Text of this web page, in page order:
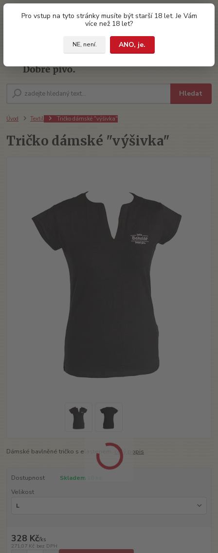
Pro vstup na tyto stránky musíte být starší 18 let. Je Vám
více než 18 let?
NE, není.
ANO, je.
Hledat
za0 Kč
Úvod Textil Tričko dámské "výšivka"
Tričko dámské "výšivka"
Dámské bavlněné tričko s elastenem. celý popis
Dostupnost
Skladem 10 ks
Velikost
328 Kč/ks
271,07 Kč bez DPH